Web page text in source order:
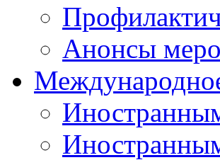
Анонсы